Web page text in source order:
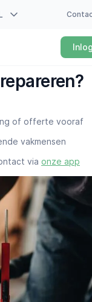
of offerte vooraf
vakmensen
via onze app